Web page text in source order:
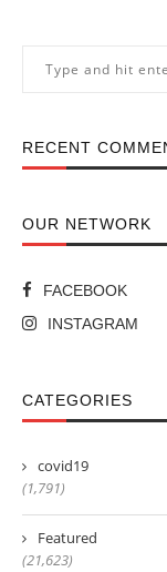
RECENT
OUR NETWORK
FACEBOOK
INSTAGRAM
CATEGORIES
covid19
(1,791)
Featured
(21,623)